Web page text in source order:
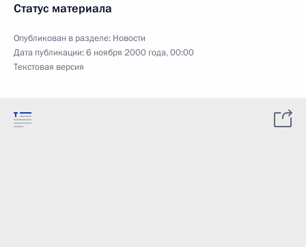
Статус материала
Опубликован в разделе: Новости
Дата публикации:6 ноября 2000 года, 00:00
Текстовая версия